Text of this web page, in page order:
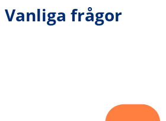
Vanliga frågor